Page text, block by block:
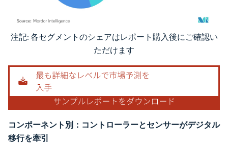
画像 © Mordor Intelligence。再利用にはCC BY 4.0の表示が必要です。
注記: 各セグメントのシェアはレポート購入後にご確認い
ただけます
コンポーネント別：コントローラーとセンサーがデジタル
移行を牽引